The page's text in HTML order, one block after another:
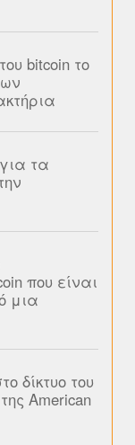
bitcoin το
τα
που είναι
μια
δίκτυο του
American